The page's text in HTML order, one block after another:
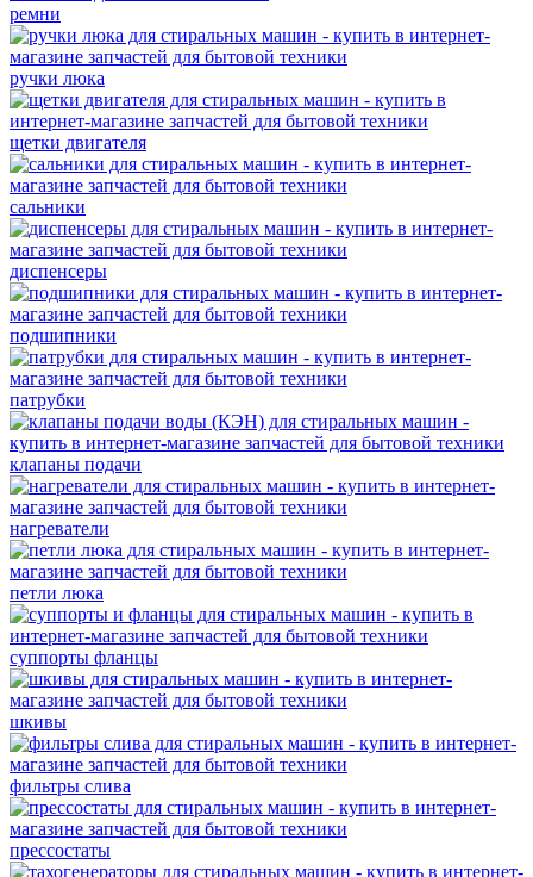
ремни
ручки люка
щетки двигателя
сальники
диспенсеры
подшипники
патрубки
клапаны подачи
нагреватели
петли люка
суппорты фланцы
шкивы
фильтры слива
прессостаты